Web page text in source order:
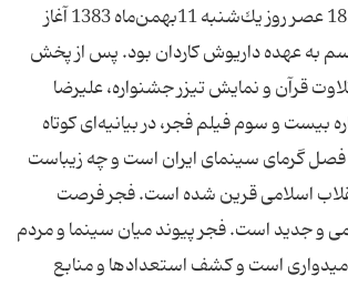
كشور، از ساعت 18:30 عصر روز یك‌شنبه 11بهمن‌ماه 1383 آغاز
به عهده داریوش كاردان بود. پس از پخش
قرآن و نمایش تیزر جشنواره، علیرضا
بیست و سوم فیلم فجر، در بیانیه‌ای كوتاه
گرمای سینمای ایران است و چه زیباست
اسلامی قرین شده است. فجر فرصت
و جدید است. فجر پیوند میان سینما و مردم
است و كشف استعدادها و منابع